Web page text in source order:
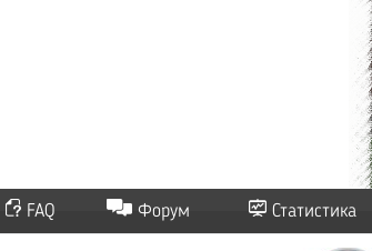
FAQ Форум Статистика